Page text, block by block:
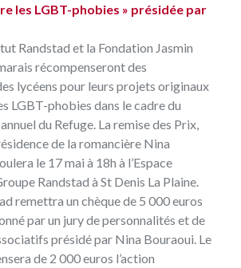
les LGBT-phobies » présidée par
Randstad et la Fondation Jasmin
récompenseront des
lycéens pour leurs projets originaux
LGBT-phobies dans le cadre du
du Refuge . La remise des Prix,
de la romancière Nina
le 17 mai à 18h à l’Espace
Randstad à St Denis La Plaine.
remettra un chèque de 5 000 euros
par un jury de personnalités et de
présidé par Nina Bouraoui. Le
de 2 000 euros l’action